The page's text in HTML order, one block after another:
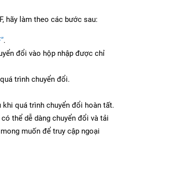
hãy làm theo các bước sau:
.
đổi vào hộp nhập được chỉ
trình chuyển đổi.
quá trình chuyển đổi hoàn tất.
thể dễ dàng chuyển đổi và tải
muốn để truy cập ngoại